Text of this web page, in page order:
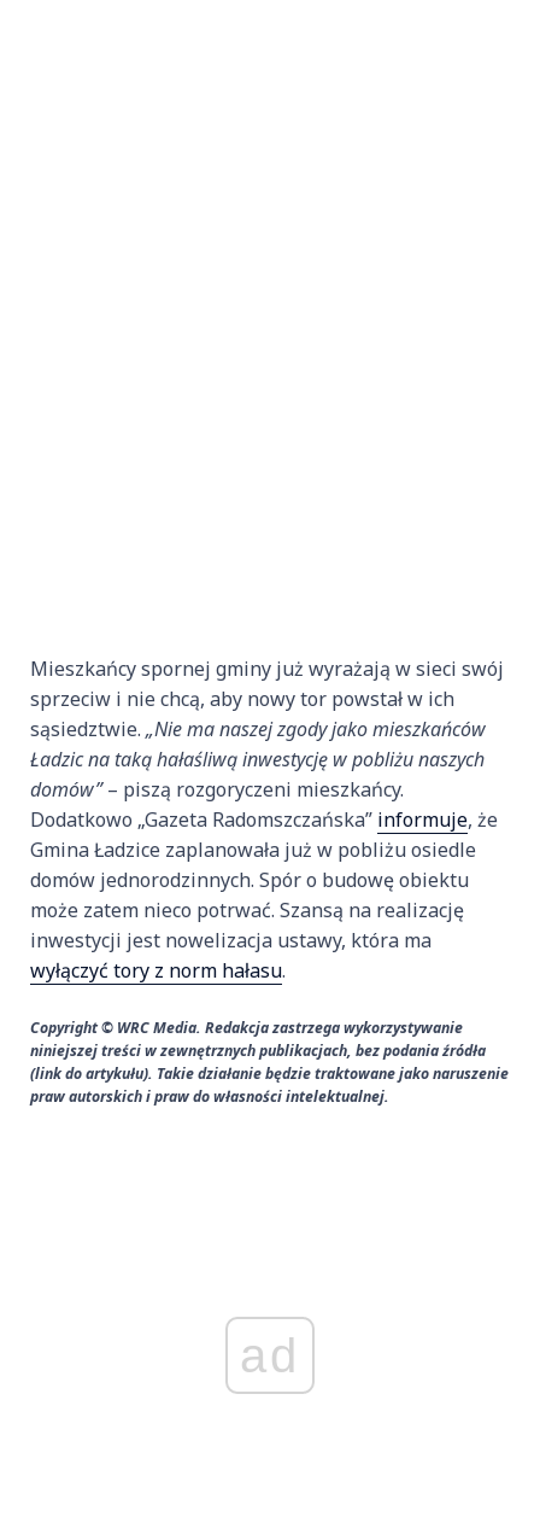
Mieszkańcy spornej gminy już wyrażają w sieci swój
sprzeciw i nie chcą, aby nowy tor powstał w ich
sąsiedztwie. „Nie ma naszej zgody jako mieszkańców
Ładzic na taką hałaśliwą inwestycję w pobliżu naszych
domów”– piszą rozgoryczeni mieszkańcy.
Dodatkowo „Gazeta Radomszczańska” informuje, że
Gmina Ładzice zaplanowała już w pobliżu osiedle
domów jednorodzinnych. Spór o budowę obiektu
może zatem nieco potrwać. Szansą na realizację
inwestycji jest nowelizacja ustawy, która ma
wyłączyć tory z norm hałasu.
Copyright © WRC Media. Redakcja zastrzega wykorzystywanie
niniejszej treści w zewnętrznych publikacjach, bez podania źródła
(link do artykułu). Takie działanie będzie traktowane jako naruszenie
praw autorskich i praw do własności intelektualnej.
ad